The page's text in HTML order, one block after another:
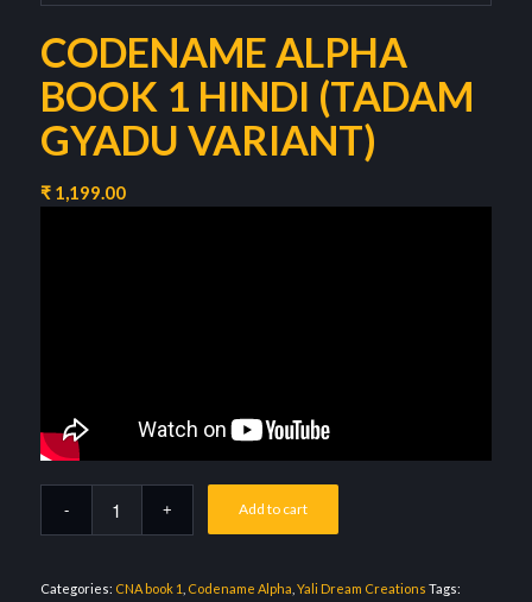
CODENAME ALPHA
BOOK 1 HINDI (TADAM
GYADU VARIANT)
₹1,199.00
Add to cart
Categories: CNA book 1 Codename Alpha Yali Dream Creations Tags: